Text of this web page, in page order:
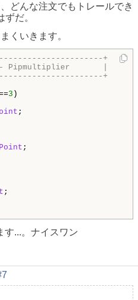
どんな注文でもトレールでき
だ。
くいきます。
+
|
+
3 )
;
Point ;
;
す...。ナイスワン